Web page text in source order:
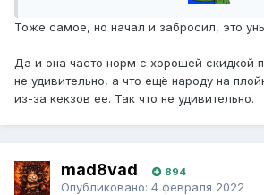
Тоже самое, но начал и забросил, это
Да и она часто норм с хорошей скидкой
не удивительно, а что ещё народу на
из-за кекзов ее. Так что не удивительно.
mad8vad 894
Опубликовано: 4 февраля 2022